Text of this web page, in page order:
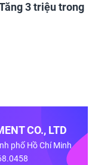
3 triệu trong
CO., LTD
phố Hồ Chí Minh